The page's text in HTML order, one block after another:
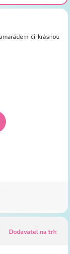
či krásnou
Dodavatel na trh